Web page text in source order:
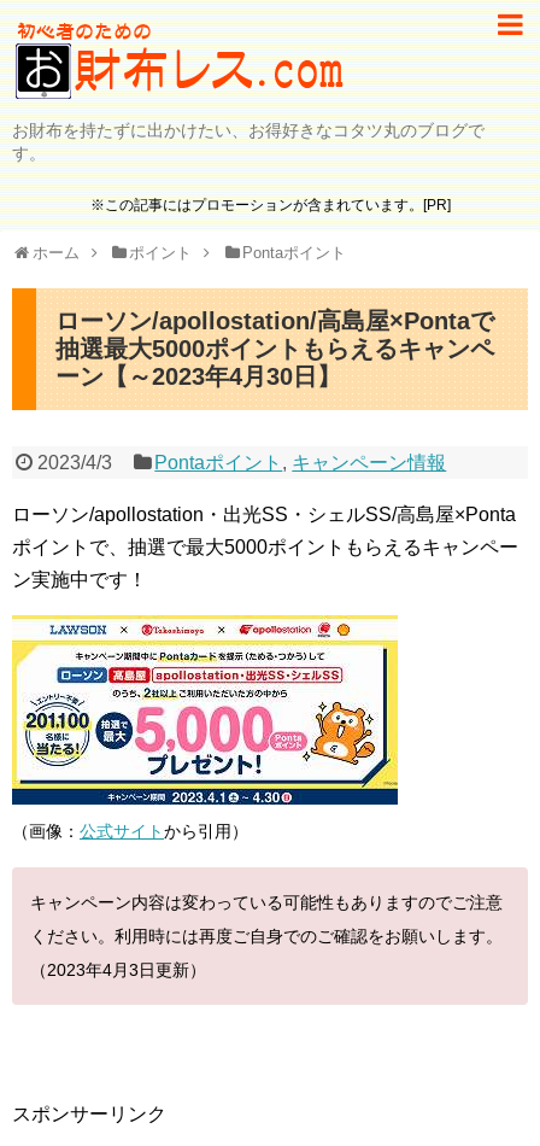
お財布を持たずに出かけたい、お得好きなコタツ丸のブログで
す。
※この記事にはプロモーションが含まれています。[PR]
ホーム ポイント Pontaポイント
ローソン/apollostation/高島屋×Pontaで
抽選最大5000ポイントもらえるキャンペ
ーン【～2023年4月30日】
2023/4/3 Pontaポイント , キャンペーン情報
ローソン/apollostation・出光SS・シェルSS/高島屋×Ponta
ポイントで、抽選で最大5000ポイントもらえるキャンペー
ン実施中です！
（画像： 公式サイトから引用）
キャンペーン内容は変わっている可能性もありますのでご注意
ください。利用時には再度ご自身でのご確認をお願いします。
（2023年4月3日更新）
スポンサーリンク